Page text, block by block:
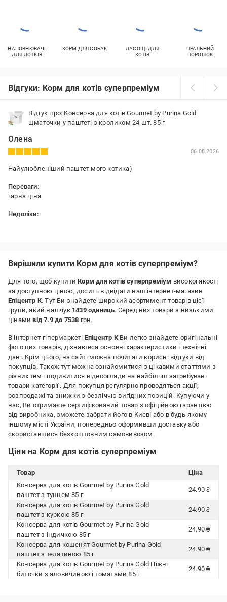
НАПОВНЮВАЧІ
ДЛЯ ЛОТКІВ
КОРМ ДЛЯ СОБАК
ЛАСОЩІ ДЛЯ
КОТІВ
ПРАЛЬНИЙ
ПОРОШОК
Відгуки: Корм для котів суперпреміум
Відгук про: Консерва для котів Gourmet by Purina Gold
шматочки у паштеті з кроликом 24 шт. 85 г
Олена
06.08.2026
Найулюбленіший паштет мого котика)
Переваги:
гарна ціна
Недоліки:
Вирішили купити Корм для котів суперпреміум?
Для того, щоб купитиКорм для котів суперпреміум високої якості
за доступною ціною, досить відвідати наш інтернет-магазин
Епіцентр К. Тут Ви знайдете широкий асортимент товарів цієї
групи, який налічує 1439 одиниць. Серед них товари з низькими
цінамивід 7.9 до 7538 грн.
В інтернет-гіпермаркеті Епіцентр КВи легко знайдете оригінальні
фото цих товарів, дізнаєтеся основні характеристики і технічні
дані. Крім цього, на сайті можна почитати корисні відгуки від
покупців. Також тут можна ознайомитися з цікавими статтями з
різних тем і подивитися відеоогляди на найбільш затребувані
товари категорії . Для покупця регулярно проводяться акції,
розпродажі та знижки з безліччю вигідних позицій. Купуючи у
нас, Ви отримаєте сертифікований товар з офіційною гарантією
від виробника, зможете забрати його в Києві або в будь-якому
іншому місті України, попередньо оформивши доставку або
скориставшися безкоштовним самовивозом.
Ціни на Корм для котів суперпреміум
Товар
Ціна
Консерва для котів Gourmet by Purina Gold
паштет з тунцем 85 г
24.90 ₴
Консерва для котів Gourmet by Purina Gold
паштет з куркою 85 г
24.90 ₴
Консерва для котів Gourmet by Purina Gold
паштет з індичкою 85 г
24.90 ₴
Консерва для кошенят Gourmet by Purina Gold
паштет з телятиною 85 г
24.90 ₴
Консерва для котів Gourmet by Purina Gold Ніжні
биточки з яловичиною і томатами 85 г
24.90 ₴